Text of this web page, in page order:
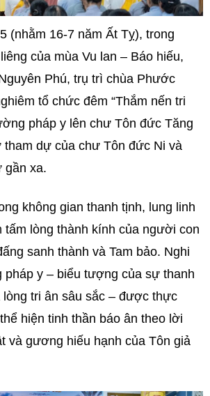
(nhằm 16-7 năm Ất Tỵ), trong
của mùa Vu lan – Báo hiếu,
Phú, trụ trì chùa Phước
tổ chức đêm “Thắm nến tri
pháp y lên chư Tôn đức Tăng
tham dự của chư Tôn đức Ni và
gần xa.
không gian thanh tịnh, lung linh
tấm lòng thành kính của người con
sanh thành và Tam bảo. Nghi
y – biểu tượng của sự thanh
lòng tri ân sâu sắc – được thực
hiện tinh thần báo ân theo lời
và gương hiếu hạnh của Tôn giả